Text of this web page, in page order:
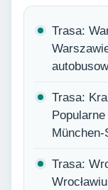
Trasa:
Trasa:
München-
Trasa: